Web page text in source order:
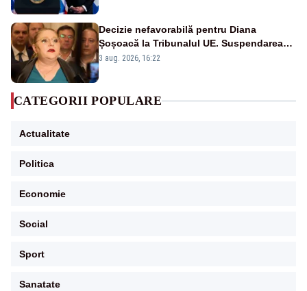
Decizie nefavorabilă pentru Diana
Șoșoacă la Tribunalul UE. Suspendarea
ridicării imunității, respinsă
3 aug. 2026, 16:22
CATEGORII POPULARE
Actualitate
Politica
Economie
Social
Sport
Sanatate